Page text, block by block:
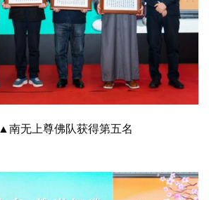
▲南无上尊佛队获得第五名